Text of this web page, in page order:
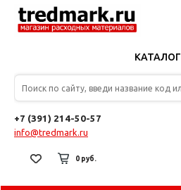
КАТАЛОГ
+7 (391) 214-50-57
info@tredmark.ru
0 руб.